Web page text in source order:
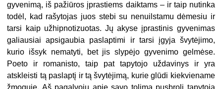
gyvenimą, iš pažiūros įprastiems daiktams – ir taip nutinka
todėl, kad rašytojas juos stebi su nenuilstamu dėmesiu ir
tarsi kaip užhipnotizuotas. Jų akyse įprastinis gyvenimas
galiausiai apsigaubia paslaptimi ir tarsi įgyja švytėjimo,
kurio išsyk nematyti, bet jis slypėjo gyvenimo gelmėse.
Poeto ir romanisto, taip pat tapytojo uždavinys ir yra
atskleisti tą paslaptį ir tą švytėjimą, kurie glūdi kiekviename